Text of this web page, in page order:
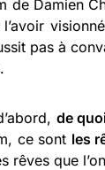
de Damien
l’avoir
pas à
de
ce sont les
rêves que